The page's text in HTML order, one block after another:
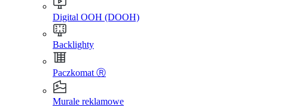
Digital OOH (DOOH)
Backlighty
Paczkomat Ⓡ
Murale reklamowe